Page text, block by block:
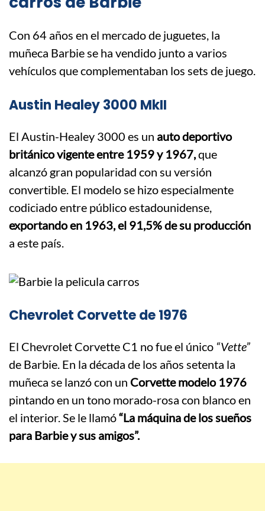
Con 64 años en el mercado de juguetes, la
muñeca Barbie se ha vendido junto a varios
vehículos que complementaban los sets de juego.
Austin Healey 3000 MkII
El Austin-Healey 3000 es un auto deportivo
británico vigente entre 1959 y 1967,que
alcanzó gran popularidad con su versión
convertible. El modelo se hizo especialmente
codiciado entre público estadounidense,
exportando en 1963, el 91,5% de su producción
a este país.
Chevrolet Corvette de 1976
El Chevrolet Corvette C1 no fue el único “Vette”
de Barbie. En la década de los años setenta la
muñeca se lanzó con un Corvette modelo 1976
pintando en un tono morado-rosa con blanco en
el interior. Se le llamó“La máquina de los sueños
para Barbie y sus amigos”.